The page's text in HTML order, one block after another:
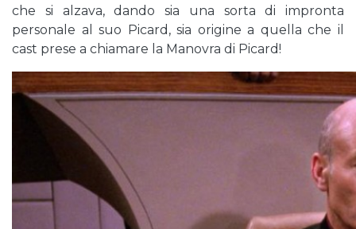
che si alzava, dando sia una sorta di impronta
personale al suo Picard, sia origine a quella che il
cast prese a chiamare la Manovra di Picard!